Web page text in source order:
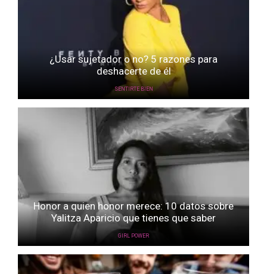
¿Usar sujetador o no? 5 razones para
deshacerte de él
SENTIRTE BIEN
Honor a quien honor merece: 10 datos sobre
Yalitza Aparicio que tienes que saber
GIRL POWER